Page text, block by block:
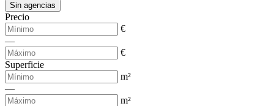
Sin agencias
Precio
€
—
€
Superficie
m²
—
m²